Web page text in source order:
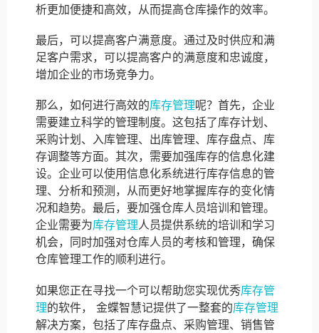
析更加便捷和高效，从而提高仓库操作的效率。
最后，可以提高客户满意度。通过及时供应和满
足客户需求，可以提高客户的满意度和忠诚度，
增加企业的市场竞争力。
那么，如何进行高效的库存管理呢？首先，企业
需要建立科学的管理制度。这包括了库存计划、
采购计划、入库管理、出库管理、库存盘点、库
存调整等方面。其次，需要加强库存的信息化建
设。企业可以使用信息化系统进行库存信息的管
理、分析和预测，从而更好地掌握库存的变化情
况和趋势。最后，要加强仓库人员培训和管理。
企业需要为库存管理人员提供系统的培训和学习
机会，同时加强对仓库人员的考核和管理，确保
仓库管理工作的顺利进行。
如果您正在寻找一个可以帮助您实现优秀库存管
理的软件， 金蝶智慧记提供了一整套的库存管理
解决方案，包括了库存盘点、采购管理、销售管